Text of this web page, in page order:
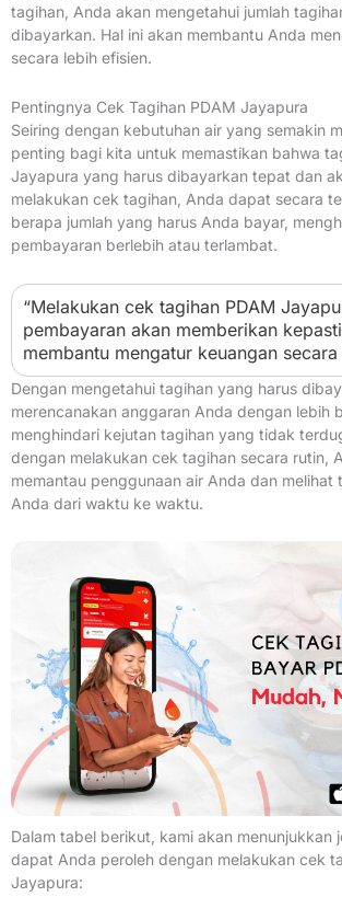
tagihan, Anda akan mengetahui jumlah
dibayarkan. Hal ini akan membantu Anda
secara lebih efisien.
Pentingnya Cek Tagihan PDAM Jayapura
Seiring dengan kebutuhan air yang semakin
penting bagi kita untuk memastikan bahwa
Jayapura yang harus dibayarkan tepat dan
melakukan cek tagihan, Anda dapat secara
berapa jumlah yang harus Anda bayar,
pembayaran berlebih atau terlambat.
“Melakukan cek tagihan PDAM
pembayaran akan memberikan
membantu mengatur keuangan
Dengan mengetahui tagihan yang harus
merencanakan anggaran Anda dengan lebih
menghindari kejutan tagihan yang tidak
dengan melakukan cek tagihan secara rutin,
memantau penggunaan air Anda dan melihat
Anda dari waktu ke waktu.
Dalam tabel berikut, kami akan menunjukkan
dapat Anda peroleh dengan melakukan cek
Jayapura: